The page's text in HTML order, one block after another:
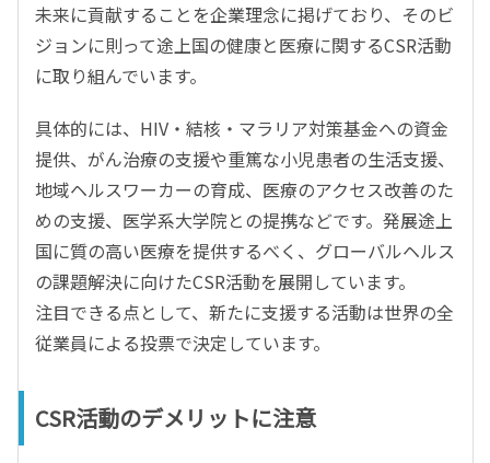
未来に貢献することを企業理念に掲げており、そのビ
ジョンに則って途上国の健康と医療に関するCSR活動
に取り組んでいます。
具体的には、HIV・結核・マラリア対策基金への資金
提供、がん治療の支援や重篤な小児患者の生活支援、
地域ヘルスワーカーの育成、医療のアクセス改善のた
めの支援、医学系大学院との提携などです。発展途上
国に質の高い医療を提供するべく、グローバルヘルス
の課題解決に向けたCSR活動を展開しています。
注目できる点として、新たに支援する活動は世界の全
従業員による投票で決定しています。
CSR活動のデメリットに注意